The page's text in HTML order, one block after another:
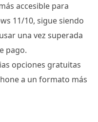
accesible para
11/10, sigue siendo
una vez superada
pago.
opciones gratuitas
a un formato más